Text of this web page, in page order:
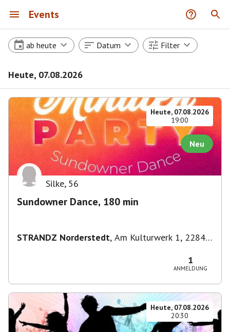
Events
ab heute Datum Filter
Heute, 07.08.2026
Heute, 07.08.2026
19:00
Neu
Silke, 56
Sundowner Dance, 180 min
STRANDZ Norderstedt, Am Kulturwerk 1, 22844
1
ANMELDUNG
Heute, 07.08.2026
20:30